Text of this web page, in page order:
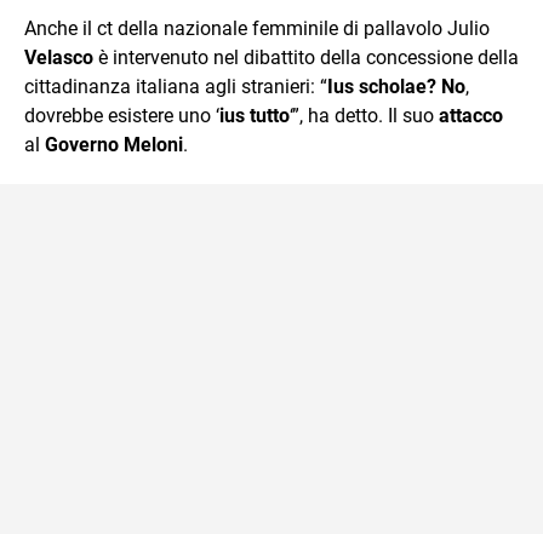
mente.
Anche il ct della nazionale femminile di pallavolo Julio
Velasco è intervenuto nel dibattito della concessione della
cittadinanza italiana agli stranieri: “Ius scholae? No,
dovrebbe esistere uno ‘ius tutto‘”, ha detto. Il suo attacco
al Governo Meloni.